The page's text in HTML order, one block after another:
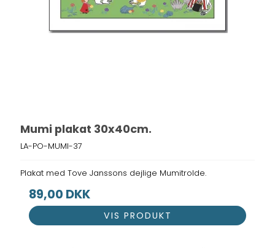
Mumi plakat 30x40cm.
LA-PO-MUMI-37
Plakat med Tove Janssons dejlige Mumitrolde.
89,00 DKK
VIS PRODUKT